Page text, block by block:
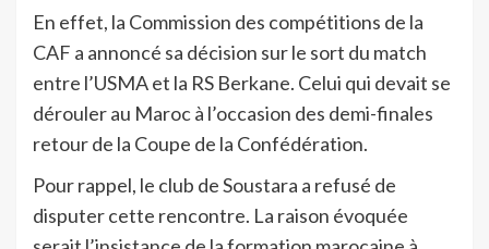
En effet, la Commission des compétitions de la
CAF a annoncé sa décision sur le sort du match
entre l’USMA et la RS Berkane. Celui qui devait se
dérouler au Maroc à l’occasion des demi-finales
retour de la Coupe de la Confédération.
Pour rappel, le club de Soustara a refusé de
disputer cette rencontre. La raison évoquée